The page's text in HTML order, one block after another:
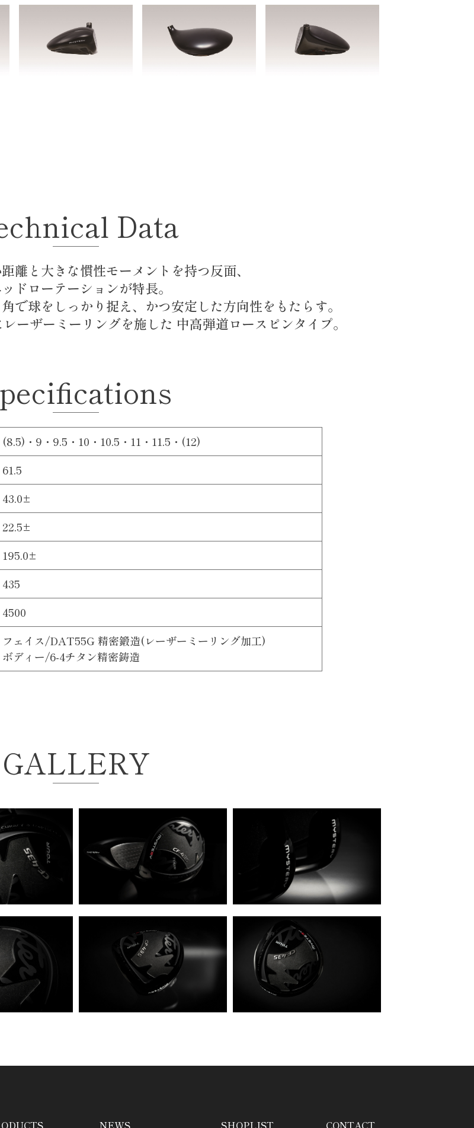
Data
離と大きな慣性モーメントを持つ反面、
ドローテーションが特長。
で球をしっかり捉え、かつ安定した方向性をもたらす。
ーザーミーリングを施した 中高弾道ロースピンタイプ。
(8.5)・9・9.5・10・10.5・11・11.5・(12)
61.5
43.0±
22.5±
195.0±
435
4500
フェイス/DAT55G 精密鍛造(レーザーミーリング加工)
ボディー/6-4チタン精密鋳造
GALLERY
NEWS SHOPLIST CONTACT